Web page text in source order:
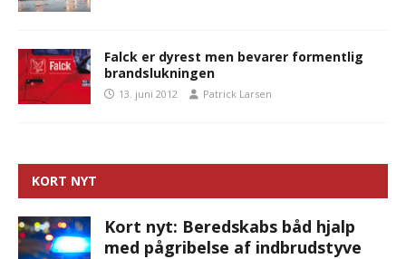
Falck er dyrest men bevarer formentlig
brandslukningen
13. juni 2012 Patrick Larsen
KORT NYT
Kort nyt: Beredskabs båd hjalp
med pågribelse af indbrudstyve